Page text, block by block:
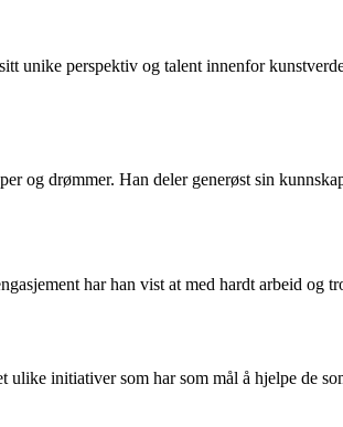
perspektiv og talent innenfor
og drømmer. Han deler generøst sin
har han vist at med hardt arbeid og
initiativer som har som mål å hjelpe de